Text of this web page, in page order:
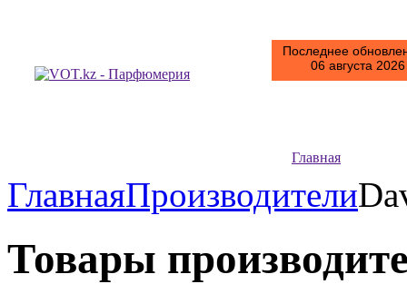
Последнее
06 августа
Главная
ГлавнаяПроизводители
Товары